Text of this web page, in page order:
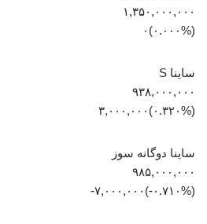
۱,۳۵۰,۰۰۰,۰۰۰
(۰.۰۰۰%)۰
ساینا S
۹۳۸,۰۰۰,۰۰۰
(‎۰.۳۲۰%‏)‎۳,۰۰۰,۰۰۰‏
ساینا دوگانه سوز
۹۸۵,۰۰۰,۰۰۰
(‎-۰.۷۱۰%‏)‎-۷,۰۰۰,۰۰۰‏